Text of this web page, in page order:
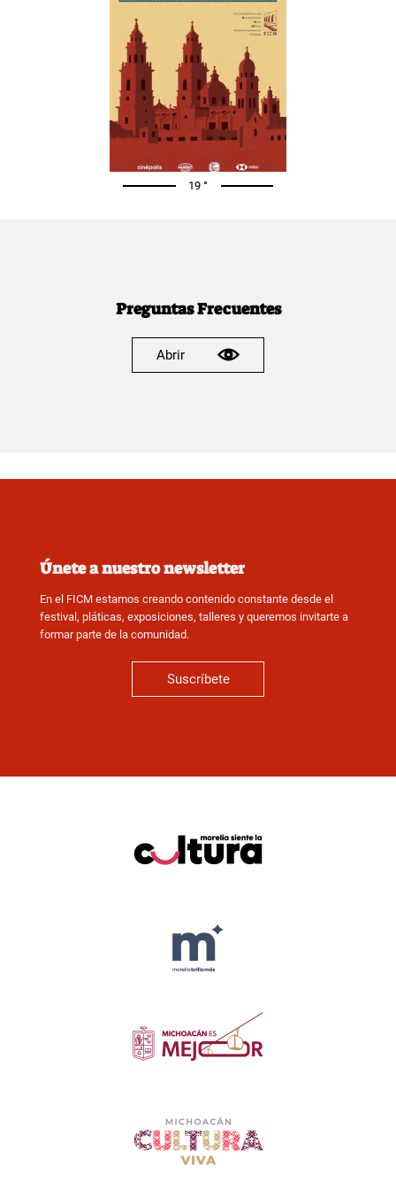
19 °
Preguntas Frecuentes
Abrir
Únete a nuestro newsletter
En el FICM estamos creando contenido constante desde el
festival, pláticas, exposiciones, talleres y queremos invitarte a
formar parte de la comunidad.
Suscríbete